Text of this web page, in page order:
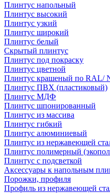
Плинтус напольный
Плинтус высокий
Плинтус узкий
Плинтус широкий
Плинтус белый
Скрытый плинтус
Плинтус под покраску
Плинтус цветной
Плинтус крашеный по RAL/
Плинтус ПВХ (пластиковый)
Плинтус МДФ
Плинтус шпонированный
Плинтус из массива
Плинтус гибкий
Плинтус алюминиевый
Плинтус из нержавеющей
Плинтус полимерный
Плинтус с подсветкой
Аксессуары к напольным
Порожки, профиля
Профиль из нержавеющей